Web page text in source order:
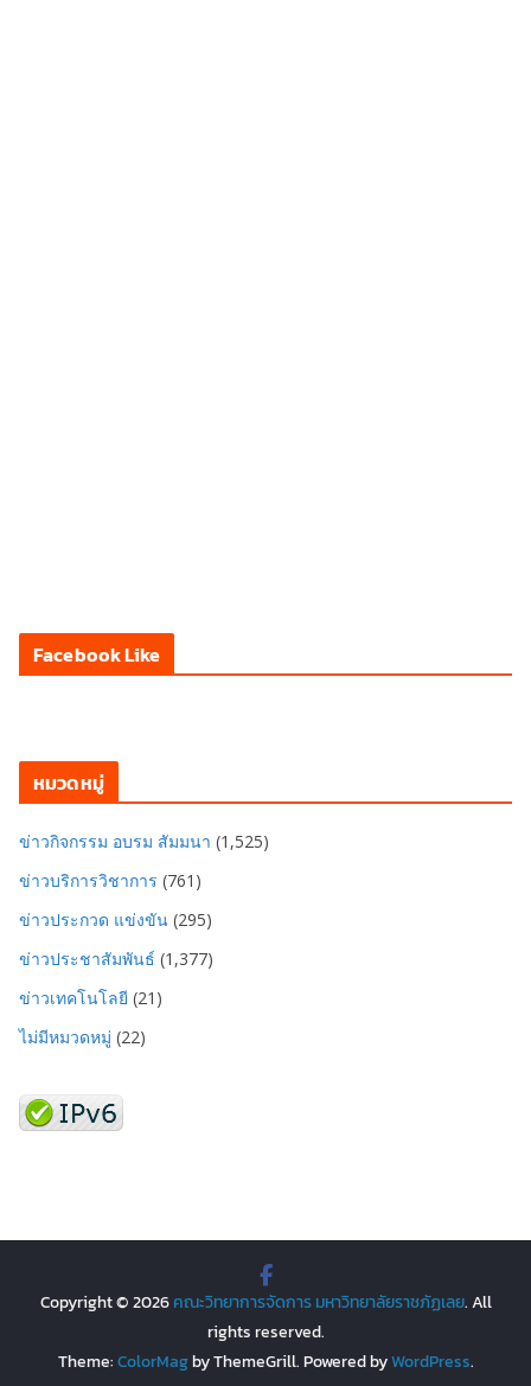
Facebook Like
หมวดหมู่
ข่าวกิจกรรม อบรม สัมมนา (1,525)
ข่าวบริการวิชาการ (761)
ข่าวประกวด แข่งขัน (295)
ข่าวประชาสัมพันธ์ (1,377)
ข่าวเทคโนโลยี (21)
ไม่มีหมวดหมู่ (22)
Copyright © 2026คณะวิทยาการจัดการ มหาวิทยาลัยราชภัฏเลย. All
rights reserved.
Theme:ColorMagby ThemeGrill. Powered byWordPress.